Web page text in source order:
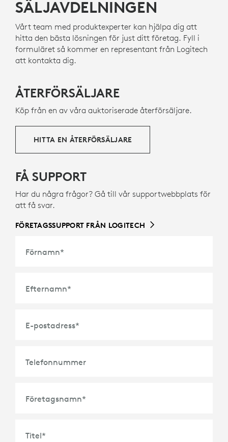
Bluetooth7Kräver Windows 11 och den nya
. Versionen utan dongel frigör en
värdefull USB-port.
SE KOMPATIBILITETSSIDAN FÖR DEN SENASTE
INFORMATIONEN OM INBYGGD BLUETOOTH
och hjälpa till att minska vårt koldioxidavtryck.
Om återvunnen plast
SÄLJAVDELNINGEN
Vårt team med produktexperter kan hjälpa dig att
hitta den bästa lösningen för just ditt företag. Fyll i
formuläret så kommer en representant från Logitech
att kontakta dig.
ÅTERFÖRSÄLJARE
Köp från en av våra auktoriserade återförsäljare.
HITTA EN ÅTERFÖRSÄLJARE
FÅ SUPPORT
Har du några frågor? Gå till vår supportwebbplats för
att få svar.
FÖRETAGSSUPPORT FRÅN LOGITECH
Förnamn*
Efternamn*
E-postadress*
Telefonnummer
Företagsnamn*
Titel*